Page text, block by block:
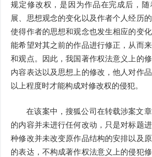
规定修改权，是因为作品在完成后，
展、思想观念的变化以及作者个人经历
使得作者的思想和观念也发生相应的变
能希望对其之前的作品进行修正，从而
和观点。因此，我国著作权法意义上的
内容表达以及思想上的修改，他人对作
以上程度时才能构成对修改权的侵犯。
在该案中，搜狐公司在转载涉案文
的内容并未进行任何改动，只是对标题
种修改并未改变原作品结构的安排以及
的表达，不构成著作权法意义上的侵犯